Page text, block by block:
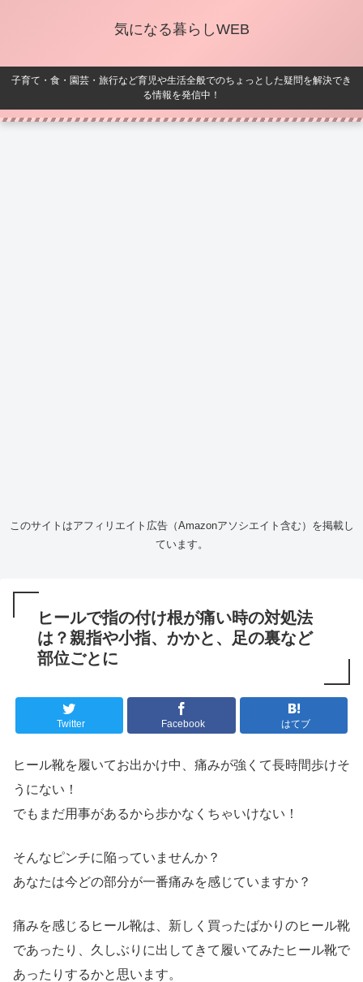
気になる暮らしWEB
子育て・食・園芸・旅行など育児や生活全般でのちょっとした疑問を解決でき
る情報を発信中！
このサイトはアフィリエイト広告（Amazonアソシエイト含む）を掲載し
ています。
ヒールで指の付け根が痛い時の対処法
は？親指や小指、かかと、足の裏など
部位ごとに
Twitter Facebook はてブ
ヒール靴を履いてお出かけ中、痛みが強くて長時間歩けそ
うにない！
でもまだ用事があるから歩かなくちゃいけない！
そんなピンチに陥っていませんか？
あなたは今どの部分が一番痛みを感じていますか？
痛みを感じるヒール靴は、新しく買ったばかりのヒール靴
であったり、久しぶりに出してきて履いてみたヒール靴で
あったりするかと思います。